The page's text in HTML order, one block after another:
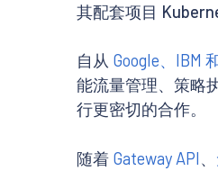
其配套项目
自从 Google、IBM
能流量管理、策略
行更密切的合作。
随着 Gateway API、